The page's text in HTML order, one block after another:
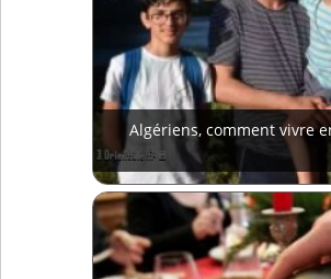
Algériens, comment vivre